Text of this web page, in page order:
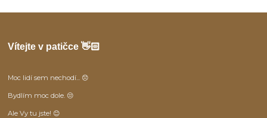
Vítejte v patičce 👋🏻
Moc lidí sem nechodí... 😞
Bydlím moc dole. 😒
Ale Vy tu jste! 😊